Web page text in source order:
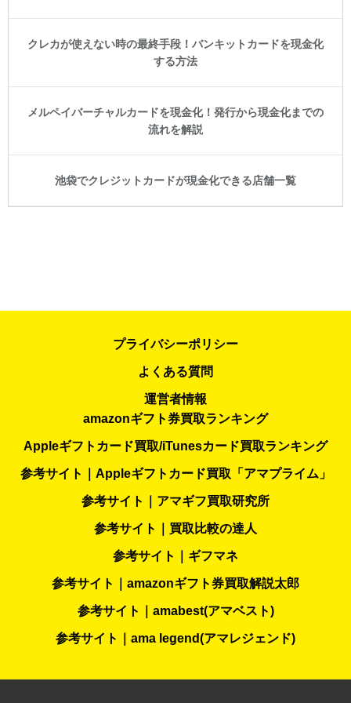
クレカが使えない時の最終手段！バンキットカードを現金化
する方法
メルペイバーチャルカードを現金化！発行から現金化までの
流れを解説
池袋でクレジットカードが現金化できる店舗一覧
プライバシーポリシー
よくある質問
運営者情報
amazonギフト券買取ランキング
Appleギフトカード買取/iTunesカード買取ランキング
参考サイト｜Appleギフトカード買取「アマプライム」
参考サイト｜アマギフ買取研究所
参考サイト｜買取比較の達人
参考サイト｜ギフマネ
参考サイト｜amazonギフト券買取解説太郎
参考サイト｜amabest(アマベスト)
参考サイト｜ama legend(アマレジェンド)